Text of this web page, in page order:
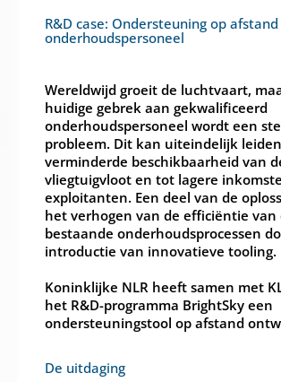
R&D case: Ondersteuning op
onderhoudspersoneel
Wereldwijd groeit de luchtvaart,
huidige gebrek aan gekwalificeerd
onderhoudspersoneel wordt een
probleem. Dit kan uiteindelijk
verminderde beschikbaarheid van
vliegtuigvloot en tot lagere
exploitanten. Een deel van de
het verhogen van de efficiëntie van
bestaande onderhoudsprocessen
introductie van innovatieve tooling.
Koninklijke NLR heeft samen met
het R&D-programma BrightSky een
ondersteuningstool op afstand
De uitdaging